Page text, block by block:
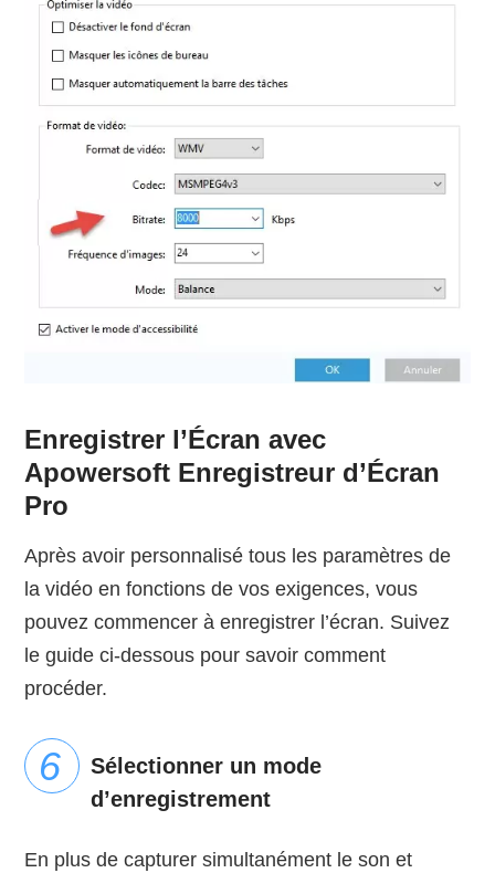
Enregistrer l’Écran avec
Apowersoft Enregistreur d’Écran
Pro
Après avoir personnalisé tous les paramètres de
la vidéo en fonctions de vos exigences, vous
pouvez commencer à enregistrer l’écran. Suivez
le guide ci-dessous pour savoir comment
procéder.
Sélectionner un mode
d’enregistrement
En plus de capturer simultanément le son et